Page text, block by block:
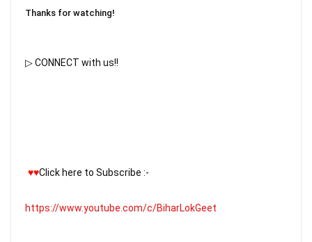
Thanks for watching!
▷ CONNECT with us!!
♥♥
https://www.youtube.com/c/BiharLokGeet